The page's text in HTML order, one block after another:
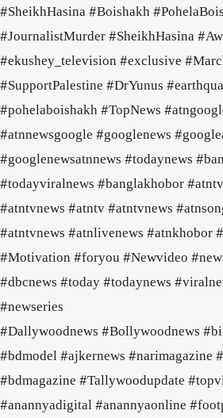
#SheikhHasina #Boishakh
#JournalistMurder #SheikhHasina
#ekushey_television #exclusive
#SupportPalestine #DrYunus
#pohelaboishakh #TopNews
#atnnewsgoogle​ #googlenews​
#googlenewsatnnews​ #todaynews​
#todayviralnews​ #banglakhobor​
#atntvnews​ #atntv​ #atntvnews​
#atntvnews​ #atnlivenews​ #atnkhobor
#Motivation #foryou #Newvideo
#dbcnews #today #todaynews
#newseries
#Dallywoodnews #Bollywoodnews
#bdmodel #ajkernews #narimagazine
#bdmagazine #Tallywoodupdate
#anannyadigital #anannyaonline